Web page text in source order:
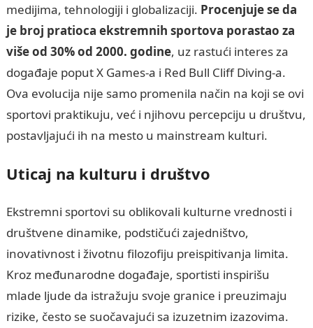
medijima, tehnologiji i globalizaciji. Procenjuje se da
je broj pratioca ekstremnih sportova porastao za
više od 30% od 2000. godine, uz rastući interes za
događaje poput X Games-a i Red Bull Cliff Diving-a.
Ova evolucija nije samo promenila način na koji se ovi
sportovi praktikuju, već i njihovu percepciju u društvu,
postavljajući ih na mesto u mainstream kulturi.
Uticaj na kulturu i društvo
Ekstremni sportovi su oblikovali kulturne vrednosti i
društvene dinamike, podstičući zajedništvo,
inovativnost i životnu filozofiju preispitivanja limita.
Kroz međunarodne događaje, sportisti inspirišu
mlade ljude da istražuju svoje granice i preuzimaju
rizike, često se suočavajući sa izuzetnim izazovima.